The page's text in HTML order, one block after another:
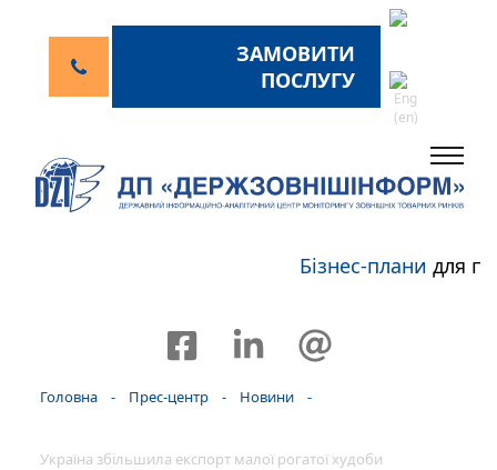
ЗАМОВИТИ
ПОСЛУГУ
Бізнес-планидля
Головна - Прес-центр - Новини -
Україна збільшила експорт малої рогатої худоби